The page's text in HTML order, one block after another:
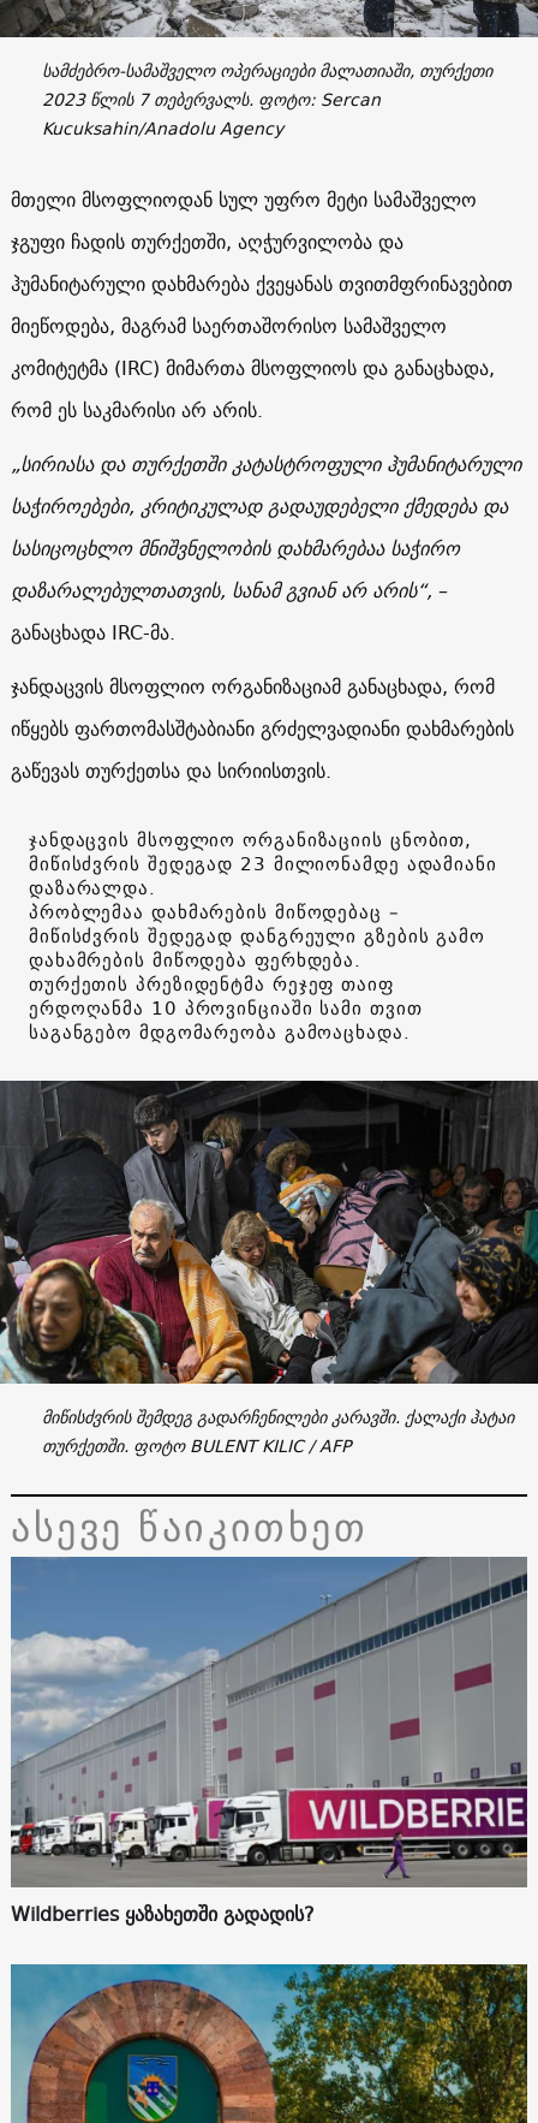
სამძებრო-სამაშველო ოპერაციები მალათიაში, თურქეთი
2023 წლის 7 თებერვალს. ფოტო: Sercan
Kucuksahin/Anadolu Agency
მთელი მსოფლიოდან სულ უფრო მეტი სამაშველო
ჯგუფი ჩადის თურქეთში, აღჭურვილობა და
ჰუმანიტარული დახმარება ქვეყანას თვითმფრინავებით
მიეწოდება, მაგრამ საერთაშორისო სამაშველო
კომიტეტმა (IRC) მიმართა მსოფლიოს და განაცხადა,
რომ ეს საკმარისი არ არის.
„სირიასა და თურქეთში კატასტროფული ჰუმანიტარული
საჭიროებები, კრიტიკულად გადაუდებელი ქმედება და
სასიცოცხლო მნიშვნელობის დახმარებაა საჭირო
დაზარალებულთათვის, სანამ გვიან არ არის“, –
განაცხადა IRC-მა.
ჯანდაცვის მსოფლიო ორგანიზაციამ განაცხადა, რომ
იწყებს ფართომასშტაბიანი გრძელვადიანი დახმარების
გაწევას თურქეთსა და სირიისთვის.
ჯანდაცვის მსოფლიო ორგანიზაციის ცნობით,
მიწისძვრის შედეგად 23 მილიონამდე ადამიანი
დაზარალდა.
პრობლემაა დახმარების მიწოდებაც –
მიწისძვრის შედეგად დანგრეული გზების გამო
დახამრების მიწოდება ფერხდება.
თურქეთის პრეზიდენტმა რეჯეფ თაიფ
ერდოღანმა 10 პროვინციაში სამი თვით
საგანგებო მდგომარეობა გამოაცხადა.
მიწისძვრის შემდეგ გადარჩენილები კარავში. ქალაქი ჰატაი
თურქეთში. ფოტო BULENT KILIC / AFP
ასევე წაიკითხეთ
Wildberries ყაზახეთში გადადის?